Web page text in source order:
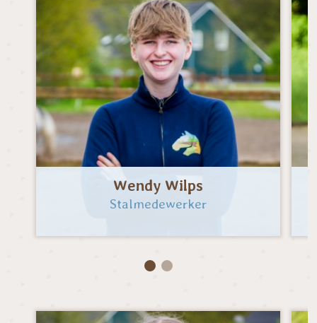
Wendy Wilps
Stalmedewerker